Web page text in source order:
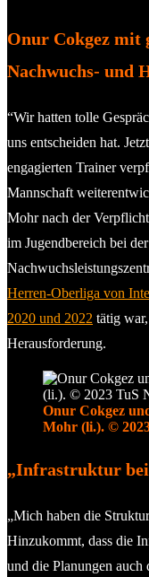
Onur Cokgez
Nachwuchs- und
“Wir hatten tolle
uns entscheiden hat.
engagierten Trainer
Mannschaft
Mohr nach der
im Jugendbereich bei
Herren-Oberliga von
2020 und 2022 tätig
Herausforderung.
Onur Cokgez
Mohr (li.). ©
„Infrastruktur
„Mich haben die
Hinzukommt, dass die
und die Planungen